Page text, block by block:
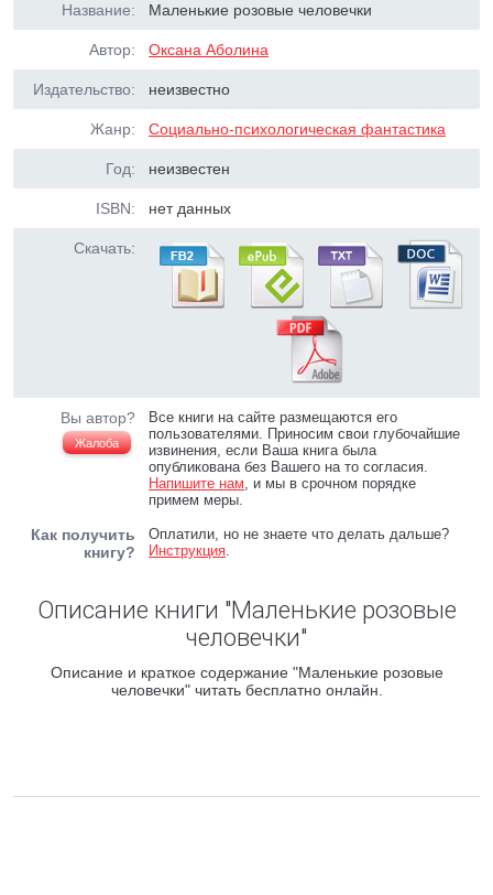
Название: Маленькие розовые человечки
Автор: Оксана Аболина
Издательство: неизвестно
Жанр: Социально-психологическая фантастика
Год: неизвестен
ISBN: нет данных
Скачать:
Вы автор?
Жалоба
Все книги на сайте размещаются его
пользователями. Приносим свои глубочайшие
извинения, если Ваша книга была
опубликована без Вашего на то согласия.
Напишите нам, и мы в срочном порядке
примем меры.
Как получить
книгу?
Оплатили, но не знаете что делать дальше?
Инструкция.
Описание книги "Маленькие розовые
человечки"
Описание и краткое содержание "Маленькие розовые
человечки" читать бесплатно онлайн.